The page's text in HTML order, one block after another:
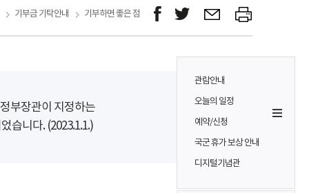
관람안내
오늘의 일정
예약/신청
국군 휴가 보상 안내
디지털기념관
기부금 기탁안내 기부하면 좋은 점
부장관이 지정하는
습니다. (2023.1.1.)